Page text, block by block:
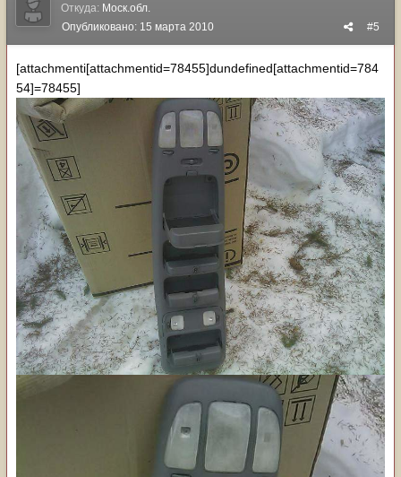
Откуда: Моск.обл.
#5
Опубликовано: 15 марта 2010
[attachmenti[attachmentid=78455]dundefined[attachmentid=784
54]=78455]